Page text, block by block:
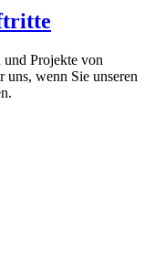
Projekte von
wenn Sie unseren